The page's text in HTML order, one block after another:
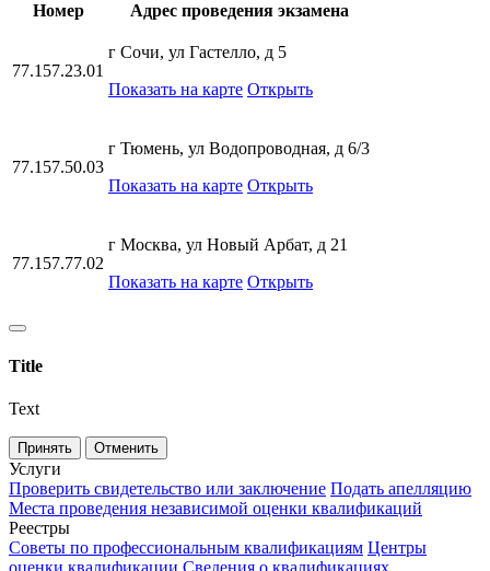
Номер
Адрес проведения экзамена
77.157.23.01
г Сочи, ул Гастелло, д 5
Показать на карте Открыть
77.157.50.03
г Тюмень, ул Водопроводная, д 6/3
Показать на карте Открыть
77.157.77.02
г Москва, ул Новый Арбат, д 21
Показать на карте Открыть
Title
Text
Принять Отменить
Услуги
Проверить свидетельство или заключение Подать апелляцию
Места проведения независимой оценки квалификаций
Реестры
Советы по профессиональным квалификациям Центры
оценки квалификации Сведения о квалификациях